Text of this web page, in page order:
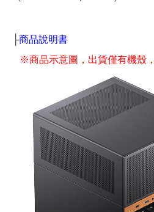
├商品說明書
※商品示意圖，出貨僅有機殼